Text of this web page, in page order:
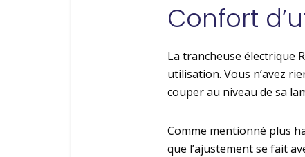
Confort
La trancheuse électrique
utilisation. Vous n’avez
couper au niveau de sa
Comme mentionné plus
que l’ajustement se fait